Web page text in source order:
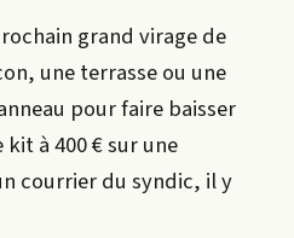
grand virage de
une terrasse ou une
pour faire baisser
à 400 € sur une
courrier du syndic, il y